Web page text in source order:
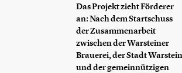
Das Projekt zieht Förderer
an: Nach dem Startschuss
der Zusammenarbeit
zwischen der Warsteiner
Brauerei, der Stadt Warstein
und der gemeinnützigen